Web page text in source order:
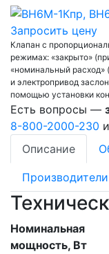
Запросить цену
Клапан с
режимах: «закрыто»
«номинальный расход»
и электропривод
помощью установки
Есть вопросы —
8-800-2000-230
Описание
Производители
Номинальная
мощность, Вт